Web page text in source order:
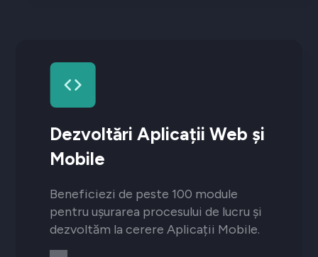
Dezvoltări Aplicații Web și
Mobile
Beneficiezi de peste 100 module
pentru ușurarea procesului de lucru și
dezvoltăm la cerere Aplicații Mobile.